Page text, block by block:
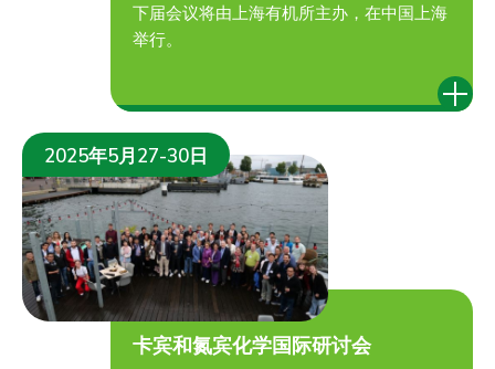
下届会议将由上海有机所主办，在中国上海
举行。
2025年5月27-30日
卡宾和氮宾化学国际研讨会